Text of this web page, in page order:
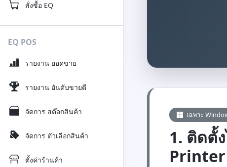
สั่งซื้อ EQ
EQ POS
รายงาน ยอดขาย
รายงาน อันดับขายดี
จัดการ สต๊อกสินค้า
จัดการ ตัวเลือกสินค้า
ตั้งค่าร้านค้า
เฉพาะ
1. ติดตั้